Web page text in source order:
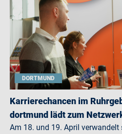
DORTMUND
Karrierechancen im
dortmund lädt zum
Am 18. und 19. April